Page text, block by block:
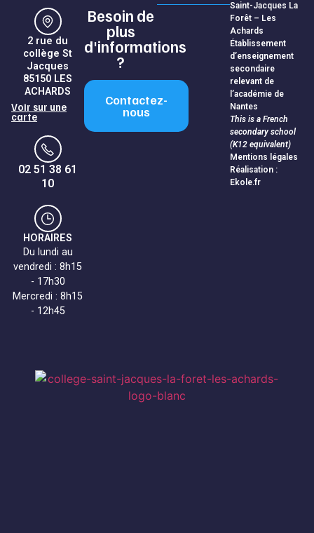
2 rue du
collège St
Jacques
85150 LES
ACHARDS
Voir sur une
carte
02 51 38 61
10
HORAIRES
Du lundi au
vendredi : 8h15
- 17h30
Mercredi : 8h15
- 12h45
Besoin de
plus
d'informations
?
Contactez-
nous
Saint-Jacques La
Forêt – Les
Achards
Établissement
d’enseignement
secondaire
relevant de
l’académie de
Nantes
This is a French
secondary school
(K12 equivalent)
Mentions légales
Réalisation :
Ekole.fr